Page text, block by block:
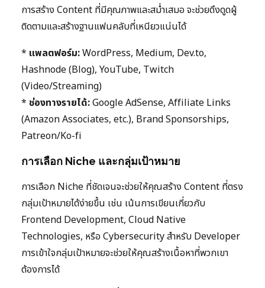
การสร้าง Content ที่มีคุณภาพและสม่ำเสมอ จะช่วยดึงดูดผู้
ติดตามและสร้างฐานแฟนคลับที่เหนียวแน่นได้
* แพลตฟอร์ม:WordPress, Medium, Dev.to,
Hashnode (Blog), YouTube, Twitch
(Video/Streaming)
* ช่องทางรายได้:Google AdSense, Affiliate Links
(Amazon Associates, etc.), Brand Sponsorships,
Patreon/Ko-fi
การเลือก Niche และกลุ่มเป้าหมาย
การเลือก Niche ที่ชัดเจนจะช่วยให้คุณสร้าง Content ที่ตรง
กลุ่มเป้าหมายได้ง่ายขึ้น เช่น เน้นการเขียนเกี่ยวกับ
Frontend Development, Cloud Native
Technologies, หรือ Cybersecurity สำหรับ Developer
การเข้าใจกลุ่มเป้าหมายจะช่วยให้คุณสร้างเนื้อหาที่พวกเขา
ต้องการได้